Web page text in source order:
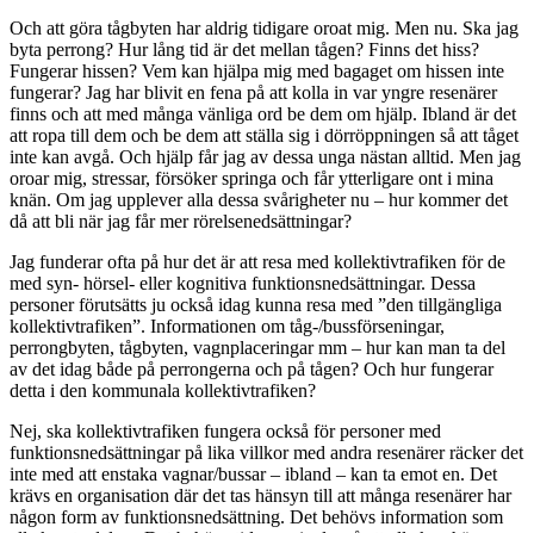
Och att göra tågbyten har aldrig tidigare oroat mig. Men nu. Ska jag
byta perrong? Hur lång tid är det mellan tågen? Finns det hiss?
Fungerar hissen? Vem kan hjälpa mig med bagaget om hissen inte
fungerar? Jag har blivit en fena på att kolla in var yngre resenärer
finns och att med många vänliga ord be dem om hjälp. Ibland är det
att ropa till dem och be dem att ställa sig i dörröppningen så att tåget
inte kan avgå. Och hjälp får jag av dessa unga nästan alltid. Men jag
oroar mig, stressar, försöker springa och får ytterligare ont i mina
knän. Om jag upplever alla dessa svårigheter nu – hur kommer det
då att bli när jag får mer rörelsenedsättningar?
Jag funderar ofta på hur det är att resa med kollektivtrafiken för de
med syn- hörsel- eller kognitiva funktionsnedsättningar. Dessa
personer förutsätts ju också idag kunna resa med ”den tillgängliga
kollektivtrafiken”. Informationen om tåg-/bussförseningar,
perrongbyten, tågbyten, vagnplaceringar mm – hur kan man ta del
av det idag både på perrongerna och på tågen? Och hur fungerar
detta i den kommunala kollektivtrafiken?
Nej, ska kollektivtrafiken fungera också för personer med
funktionsnedsättningar på lika villkor med andra resenärer räcker det
inte med att enstaka vagnar/bussar – ibland – kan ta emot en. Det
krävs en organisation där det tas hänsyn till att många resenärer har
någon form av funktionsnedsättning. Det behövs information som